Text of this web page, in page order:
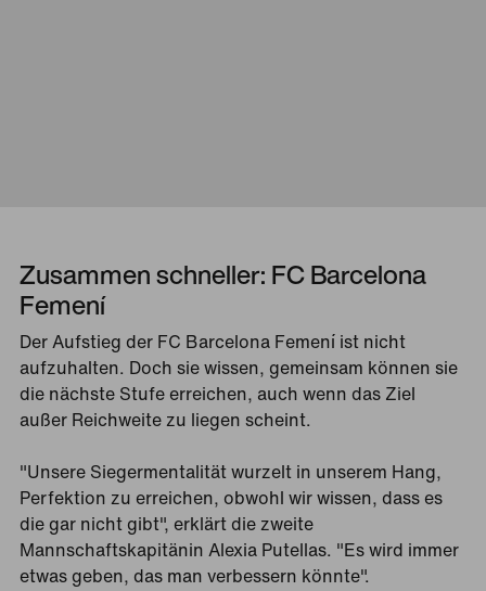
Zusammen schneller: FC Barcelona
Femení
Der Aufstieg der FC Barcelona Femení ist nicht
aufzuhalten. Doch sie wissen, gemeinsam können sie
die nächste Stufe erreichen, auch wenn das Ziel
außer Reichweite zu liegen scheint.
"Unsere Siegermentalität wurzelt in unserem Hang,
Perfektion zu erreichen, obwohl wir wissen, dass es
die gar nicht gibt", erklärt die zweite
Mannschaftskapitänin Alexia Putellas. "Es wird immer
etwas geben, das man verbessern könnte".